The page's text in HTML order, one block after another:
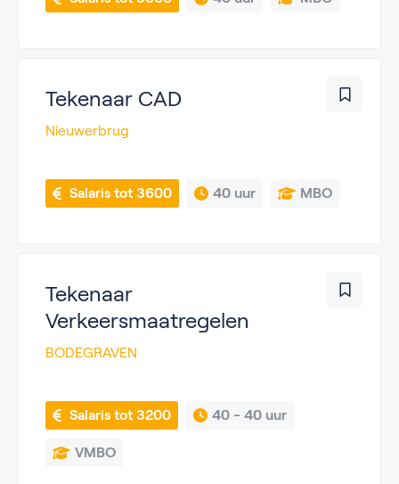
Tekenaar CAD
Nieuwerbrug
Salaris tot 3600 40 uur MBO
Tekenaar
Verkeersmaatregelen
BODEGRAVEN
Salaris tot 3200 40 - 40 uur
VMBO